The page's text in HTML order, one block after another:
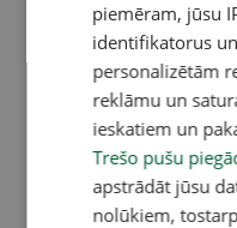
piemēram, jūsu
identifikatorus
personalizētām
reklāmu un
ieskatiem un
Trešo pušu
apstrādāt jūsu
nolūkiem,